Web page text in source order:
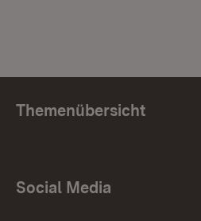
Themenübersicht
Social Media